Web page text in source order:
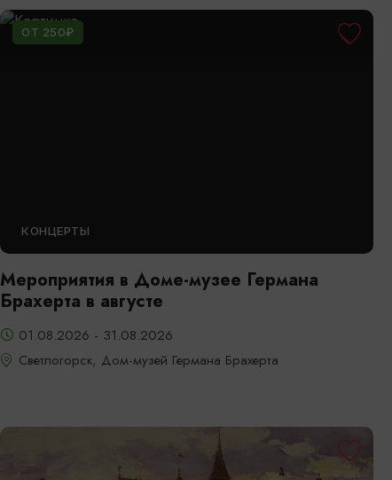
ОТ 250₽
КОНЦЕРТЫ
Мероприятия в Доме-музее Германа
Брахерта в августе
01.08.2026 - 31.08.2026
Светлогорск, Дом-музей Германа Брахерта